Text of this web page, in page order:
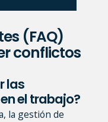
(FAQ)
conflictos
las
el trabajo?
la gestión de